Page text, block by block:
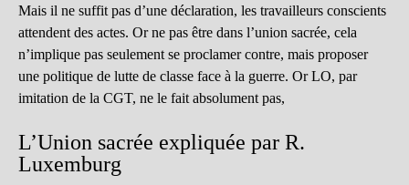
Mais il ne suffit pas d’une déclaration, les travailleurs conscients
attendent des actes. Or ne pas être dans l’union sacrée, cela
n’implique pas seulement se proclamer contre, mais proposer
une politique de lutte de classe face à la guerre. Or LO, par
imitation de la CGT, ne le fait absolument pas,
L’Union sacrée expliquée par R.
Luxemburg